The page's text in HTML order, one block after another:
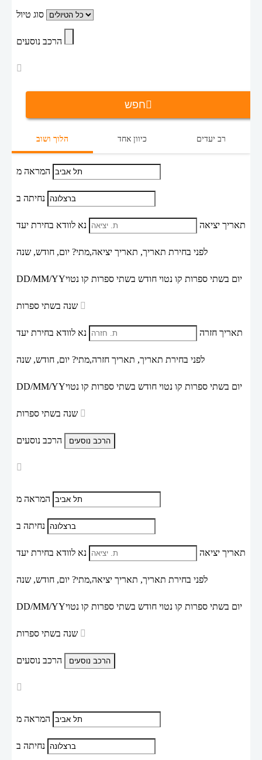
סוג טיול
הרכב נוסעים
חפש
הלוך ושוב כיוון אחד רב יעדים
המראה מ
נחיתה ב
תאריך יציאה נא לוודא בחירת יעד
לפני בחירת תאריך, תאריך יציאה,מתי? יום, חודש, שנה
DD/MM/YYיום בשתי ספרות קו נטוי חודש בשתי ספרות קו נטוי
תאריך חזרה נא לוודא בחירת יעד
לפני בחירת תאריך, תאריך חזרה,מתי? יום, חודש, שנה
DD/MM/YYיום בשתי ספרות קו נטוי חודש בשתי ספרות קו נטוי
הרכב נוסעים
המראה מ
נחיתה ב
תאריך יציאה נא לוודא בחירת יעד
לפני בחירת תאריך, תאריך יציאה,מתי? יום, חודש, שנה
DD/MM/YYיום בשתי ספרות קו נטוי חודש בשתי ספרות קו נטוי
הרכב נוסעים
המראה מ
נחיתה ב